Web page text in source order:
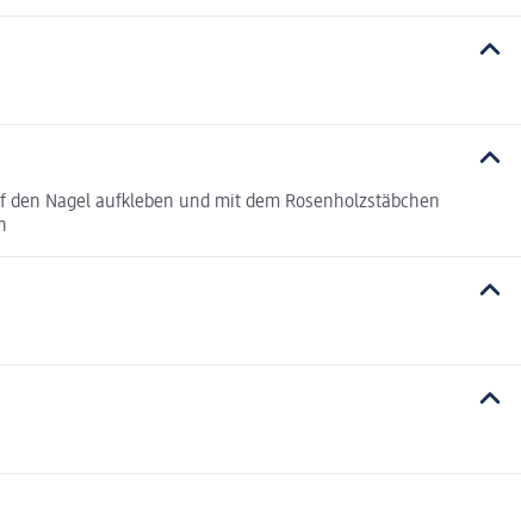
den Nagel aufkleben und mit dem Rosenholzstäbchen